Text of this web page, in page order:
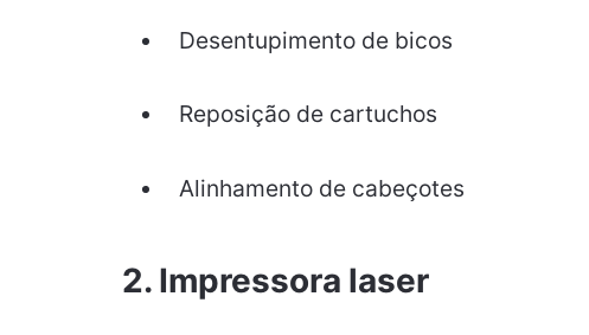
Desentupimento de bicos
Reposição de cartuchos
Alinhamento de cabeçotes
2. Impressora laser